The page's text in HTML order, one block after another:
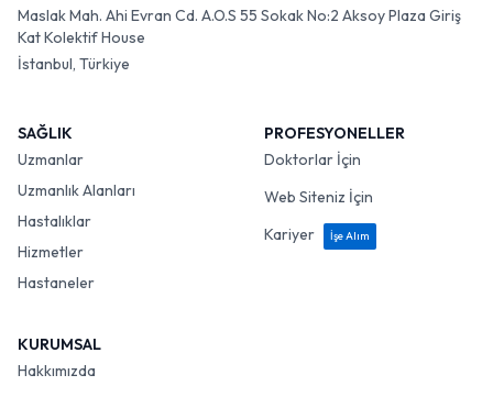
Maslak Mah. Ahi Evran Cd. A.O.S 55 Sokak No:2 Aksoy Plaza Giriş
Kat Kolektif House
İstanbul, Türkiye
SAĞLIK
Uzmanlar
Uzmanlık Alanları
Hastalıklar
Hizmetler
Hastaneler
PROFESYONELLER
Doktorlar İçin
Web Siteniz İçin
Kariyer
İşe Alım
KURUMSAL
Hakkımızda